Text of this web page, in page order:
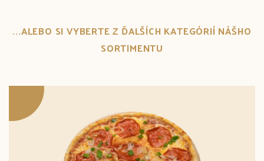
...ALEBO SI VYBERTE Z ĎALŠÍCH KATEGÓRIÍ NÁŠHO
SORTIMENTU